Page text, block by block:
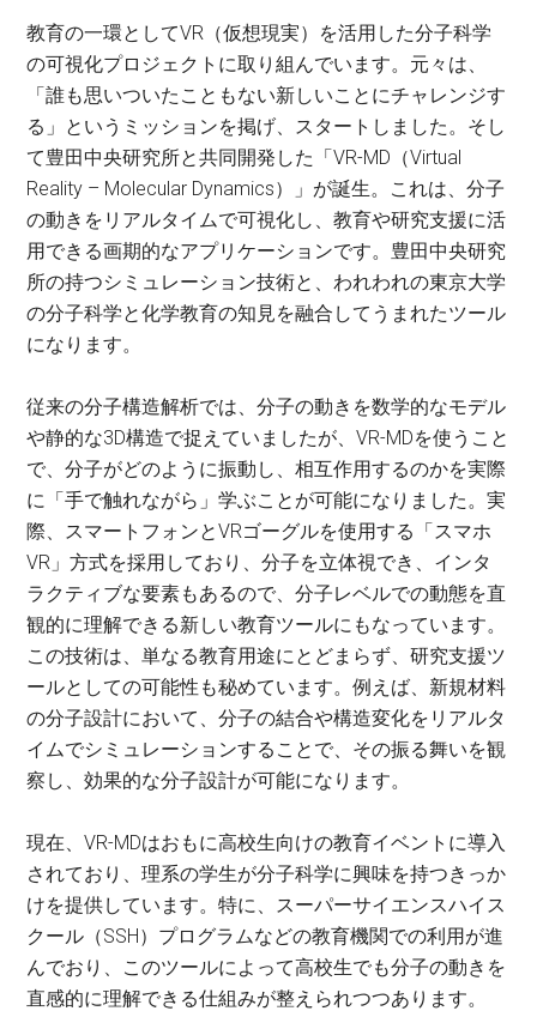
教育の一環としてVR（仮想現実）を活用した分子科学
の可視化プロジェクトに取り組んでいます。元々は、
「誰も思いついたこともない新しいことにチャレンジす
る」というミッションを掲げ、スタートしました。そし
て豊田中央研究所と共同開発した「VR-MD（Virtual
Reality – Molecular Dynamics）」が誕生。これは、分子
の動きをリアルタイムで可視化し、教育や研究支援に活
用できる画期的なアプリケーションです。豊田中央研究
所の持つシミュレーション技術と、われわれの東京大学
の分子科学と化学教育の知見を融合してうまれたツール
になります。
従来の分子構造解析では、分子の動きを数学的なモデル
や静的な3D構造で捉えていましたが、VR-MDを使うこと
で、分子がどのように振動し、相互作用するのかを実際
に「手で触れながら」学ぶことが可能になりました。実
際、スマートフォンとVRゴーグルを使用する「スマホ
VR」方式を採用しており、分子を立体視でき、インタ
ラクティブな要素もあるので、分子レベルでの動態を直
観的に理解できる新しい教育ツールにもなっています。
この技術は、単なる教育用途にとどまらず、研究支援ツ
ールとしての可能性も秘めています。例えば、新規材料
の分子設計において、分子の結合や構造変化をリアルタ
イムでシミュレーションすることで、その振る舞いを観
察し、効果的な分子設計が可能になります。
現在、VR-MDはおもに高校生向けの教育イベントに導入
されており、理系の学生が分子科学に興味を持つきっか
けを提供しています。特に、スーパーサイエンスハイス
クール（SSH）プログラムなどの教育機関での利用が進
んでおり、このツールによって高校生でも分子の動きを
直感的に理解できる仕組みが整えられつつあります。